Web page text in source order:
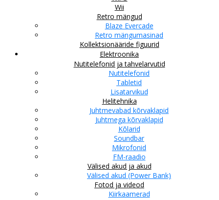
Wii
Retro mängud
Blaze Evercade
Retro mängumasinad
Kollektsionääride figuurid
Elektroonika
Nutitelefonid ja tahvelarvutid
Nutitelefonid
Tabletid
Lisatarvikud
Helitehnika
Juhtmevabad kõrvaklapid
Juhtmega kõrvaklapid
Kõlarid
Soundbar
Mikrofonid
FM-raadio
Välised akud ja akud
Välised akud (Power Bank)
Fotod ja videod
Kiirkaamerad